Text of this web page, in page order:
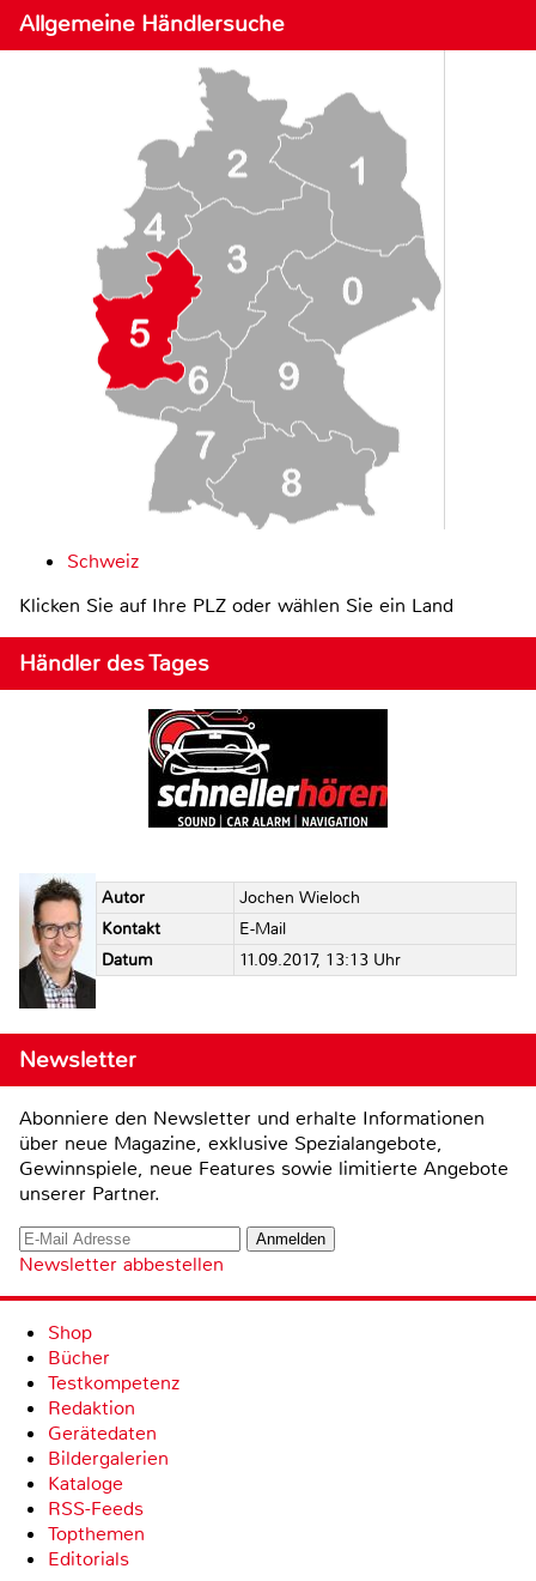
Allgemeine Händlersuche
Schweiz
Klicken Sie auf Ihre PLZ oder wählen Sie ein Land
Händler des Tages
Autor
Jochen Wieloch
Kontakt
E-Mail
Datum
11.09.2017, 13:13 Uhr
Newsletter
Abonniere den Newsletter und erhalte Informationen
über neue Magazine, exklusive Spezialangebote,
Gewinnspiele, neue Features sowie limitierte Angebote
unserer Partner.
Newsletter abbestellen
Shop
Bücher
Testkompetenz
Redaktion
Gerätedaten
Bildergalerien
Kataloge
RSS-Feeds
Topthemen
Editorials